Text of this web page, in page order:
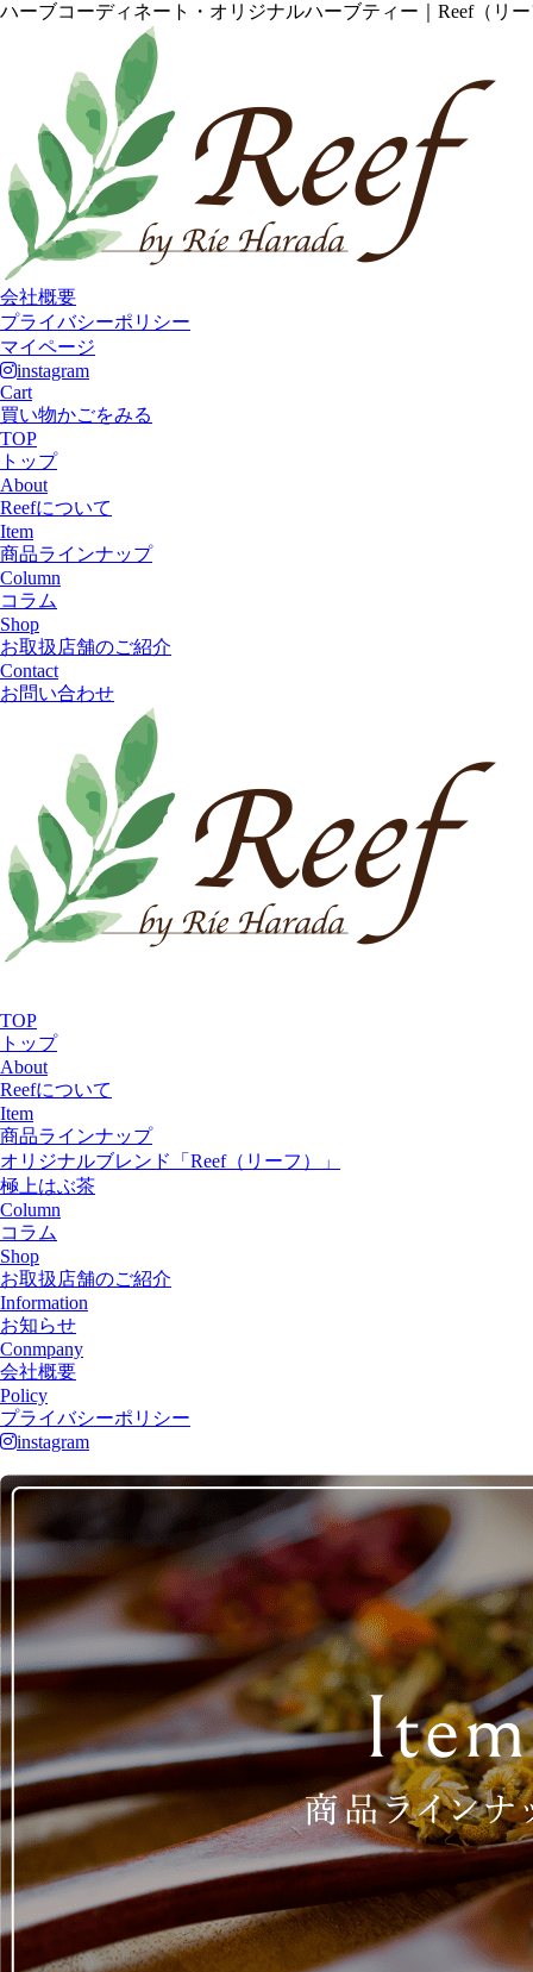
ハーブコーディネート・オリジナルハーブティー｜Reef（リ
会社概要
プライバシーポリシー
マイページ
instagram
Cart
買い物かごをみる
TOP
トップ
About
Reefについて
Item
商品ラインナップ
Column
コラム
Shop
お取扱店舗のご紹介
Contact
お問い合わせ
TOP
トップ
About
Reefについて
Item
商品ラインナップ
オリジナルブレンド「Reef（リーフ）」
極上はぶ茶
Column
コラム
Shop
お取扱店舗のご紹介
Information
お知らせ
Conmpany
会社概要
Policy
プライバシーポリシー
instagram